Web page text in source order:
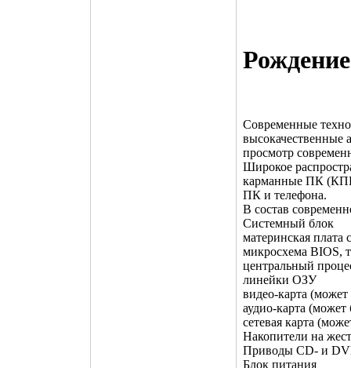
Современные
высокачественные
просмотр
Широкое
карманные ПК
ПК и телефона.
В состав
Системный блок
материнская
микросхема BIOS,
центральный
линейки ОЗУ
видео-карта
аудиo-карта
сетевая карта
Накопители на
Приводы CD- и
Блок питания